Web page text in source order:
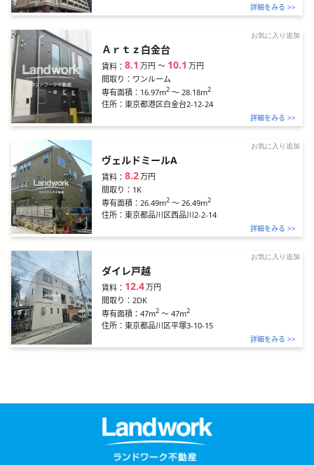
詳細をみる >>
お気に入り追加
Ａｒｔｚ白金台
賃料：8.1 万円〜 10.1 万円
間取り： ワンルーム
専有面積： 16.97m2 ～ 28.18m2
住所：東京都港区白金台2-12-24
詳細をみる >>
お気に入り追加
ヴェルドミールA
賃料：8.2万円
間取り： 1K
専有面積：26.49m2 ～ 26.49m2
住所：東京都品川区西品川2-2-14
詳細をみる >>
お気に入り追加
ダイレ戸越
賃料： 12.4万円
間取り：2DK
専有面積：47m2 ～ 47m2
住所：東京都品川区平塚3-10-15
詳細をみる >>